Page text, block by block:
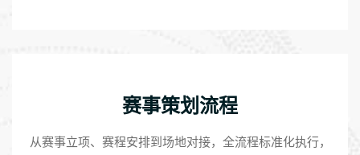
赛事策划流程
从赛事立项、赛程安排到场地对接，全流程标准化执行，